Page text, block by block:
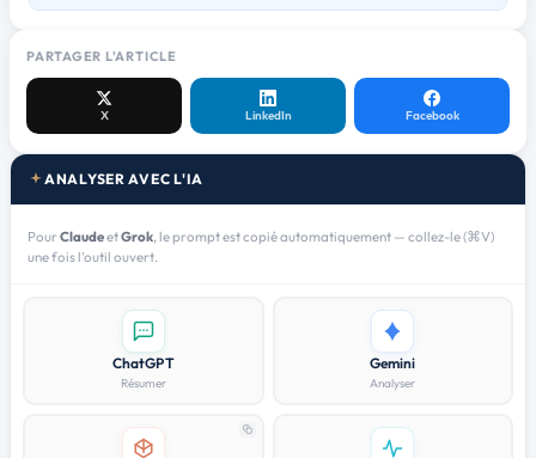
PARTAGER L'ARTICLE
X LinkedIn Facebook
ANALYSER AVEC L'IA
PourClaudeetGrok, le prompt est copié automatiquement — collez-le (⌘V)
une fois l'outil ouvert.
ChatGPT
Résumer
Gemini
Analyser